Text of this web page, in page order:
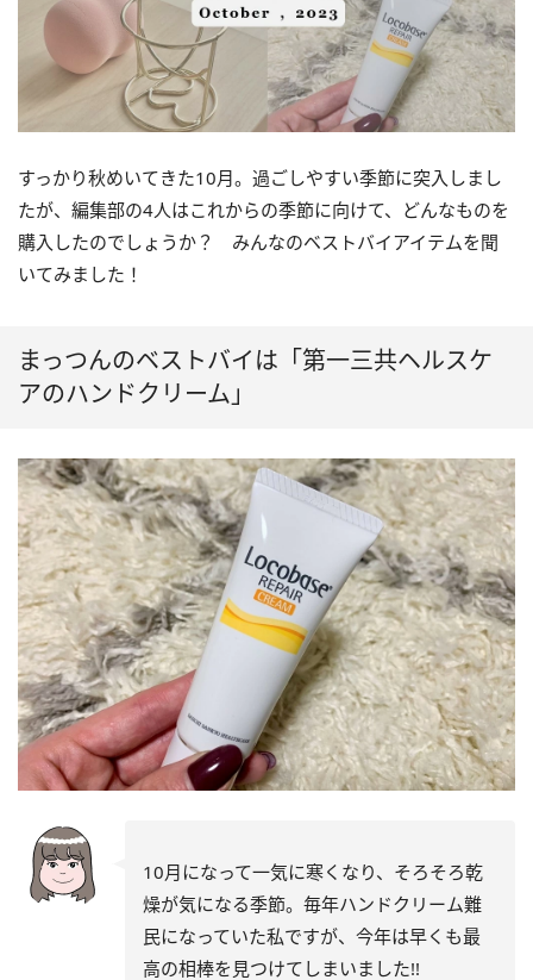
すっかり秋めいてきた10月。過ごしやすい季節に突入しまし
たが、編集部の4人はこれからの季節に向けて、どんなものを
購入したのでしょうか？ みんなのベストバイアイテムを聞
いてみました！
まっつんのベストバイは「第一三共ヘルスケ
アのハンドクリーム」
10月になって一気に寒くなり、そろそろ乾
燥が気になる季節。毎年ハンドクリーム難
民になっていた私ですが、今年は早くも最
高の相棒を見つけてしまいました!!